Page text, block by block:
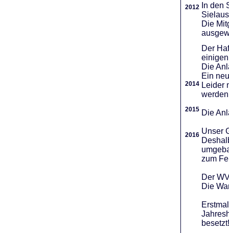
2012
2014
2015
2016
In den
Die
Der
Die
Ein
Leider
Die
Unser
zum
Der
Die
besetzt!